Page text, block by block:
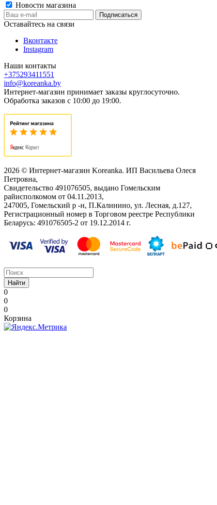
Новости магазина
Оставайтесь на связи
Вконтакте
Instagram
Наши контакты
+375293411551
info@koreanka.by
Интернет-магазин принимает заказы круглосуточно.
Обработка заказов с 10:00 до 19:00.
2026 © Интернет-магазин Koreanka. ИП Васильева Олеся
Петровна,
Свидетельство ‎491076505, выдано Гомельским
райисполкомом от 04.11.2013,
247005, Гомельский р -н, П.Калинино, ул. Лесная, д.127,
Регистрационный номер в Торговом реестре Республики
Беларусь: ‎491076505-2 от 19.12.2014 г.
Найти
0
0
0
Корзина